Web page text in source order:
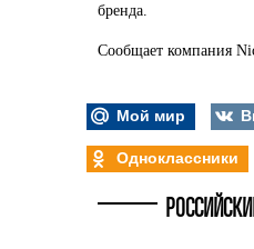
бренда.
Сообщает компания
Мой мир
Одноклассники